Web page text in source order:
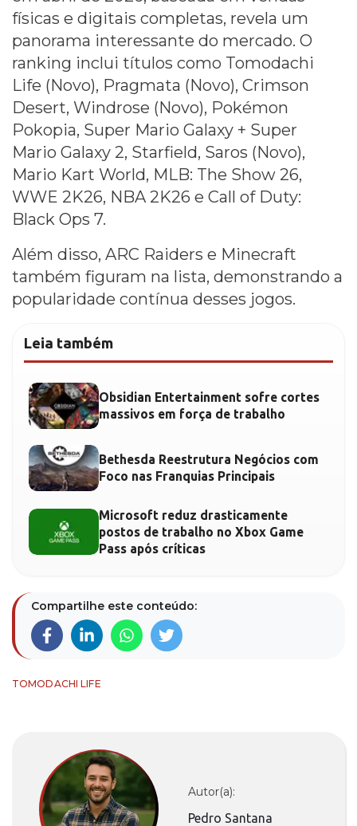
físicas e digitais completas, revela um
panorama interessante do mercado. O
ranking inclui títulos como Tomodachi
Life (Novo), Pragmata (Novo), Crimson
Desert, Windrose (Novo), Pokémon
Pokopia, Super Mario Galaxy + Super
Mario Galaxy 2, Starfield, Saros (Novo),
Mario Kart World, MLB: The Show 26,
WWE 2K26, NBA 2K26 e Call of Duty:
Black Ops 7.
Além disso, ARC Raiders e Minecraft
também figuram na lista, demonstrando a
popularidade contínua desses jogos.
Leia também
Obsidian Entertainment sofre cortes
massivos em força de trabalho
Bethesda Reestrutura Negócios com
Foco nas Franquias Principais
Microsoft reduz drasticamente
postos de trabalho no Xbox Game
Pass após críticas
Compartilhe este conteúdo:
TOMODACHI LIFE
Autor(a):
Pedro Santana